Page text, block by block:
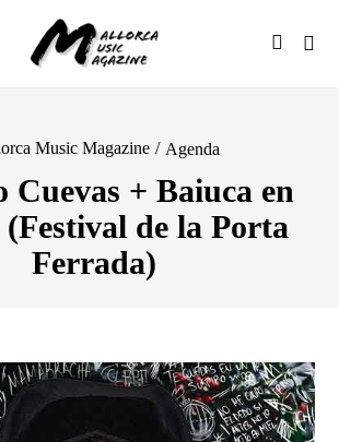
Music Magazine / Agenda
Cuevas + Baiuca en
de la Porta
Ferrada)